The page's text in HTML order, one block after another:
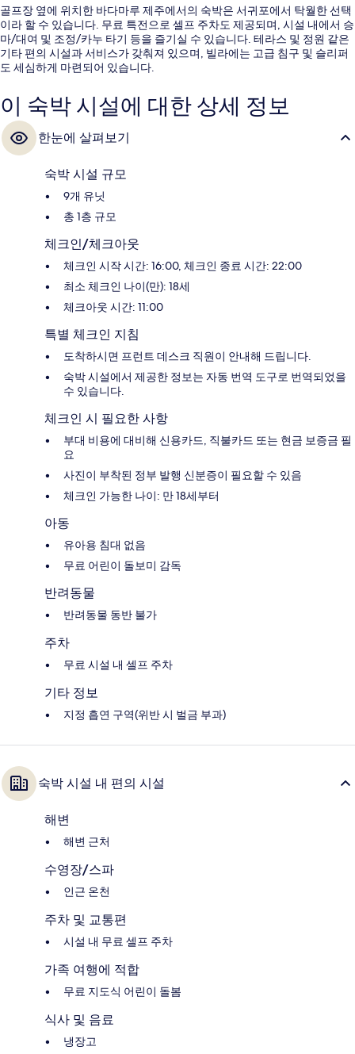
골프장 옆에 위치한 바다마루 제주에서의 숙박은 서귀포에서 탁월한 선택
이라 할 수 있습니다. 무료 특전으로 셀프 주차도 제공되며, 시설 내에서 승
마/대여 및 조정/카누 타기 등을 즐기실 수 있습니다. 테라스 및 정원 같은
기타 편의 시설과 서비스가 갖춰져 있으며, 빌라에는 고급 침구 및 슬리퍼
도 세심하게 마련되어 있습니다.
이 숙박 시설에 대한 상세 정보
한눈에 살펴보기
숙박 시설 규모
9개 유닛
총 1층 규모
체크인/체크아웃
체크인 시작 시간: 16:00, 체크인 종료 시간: 22:00
최소 체크인 나이(만): 18세
체크아웃 시간: 11:00
특별 체크인 지침
도착하시면 프런트 데스크 직원이 안내해 드립니다.
숙박 시설에서 제공한 정보는 자동 번역 도구로 번역되었을
수 있습니다.
체크인 시 필요한 사항
부대 비용에 대비해 신용카드, 직불카드 또는 현금 보증금 필
요
사진이 부착된 정부 발행 신분증이 필요할 수 있음
체크인 가능한 나이: 만 18세부터
아동
유아용 침대 없음
무료 어린이 돌보미 감독
반려동물
반려동물 동반 불가
주차
무료 시설 내 셀프 주차
기타 정보
지정 흡연 구역(위반 시 벌금 부과)
숙박 시설 내 편의 시설
해변
해변 근처
수영장/스파
인근 온천
주차 및 교통편
시설 내 무료 셀프 주차
가족 여행에 적합
무료 지도식 어린이 돌봄
식사 및 음료
냉장고